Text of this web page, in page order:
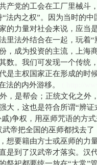
产党的工会在工厂里械斗
“法内之权”。因为当时的
的力量对社会来说，应当
里法外结合在一起，玩着
，成为投资的主流，上海
数。我们可发现一个传统
是主权国家正在形成的时
法的内外游移。
，是帮会；正统文化之外
大，这也是符合所谓“辨
戚)争权，用巫师咒语的方
武帝把全国的巫师都找去
想要籍由方士或巫师的力
是到了汉武帝才落实。汉